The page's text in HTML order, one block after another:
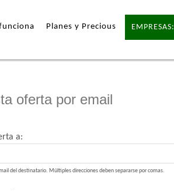
Planes y Precious
oferta por email
a:
del destinatario. Múltiples direcciones deben separarse por comas.